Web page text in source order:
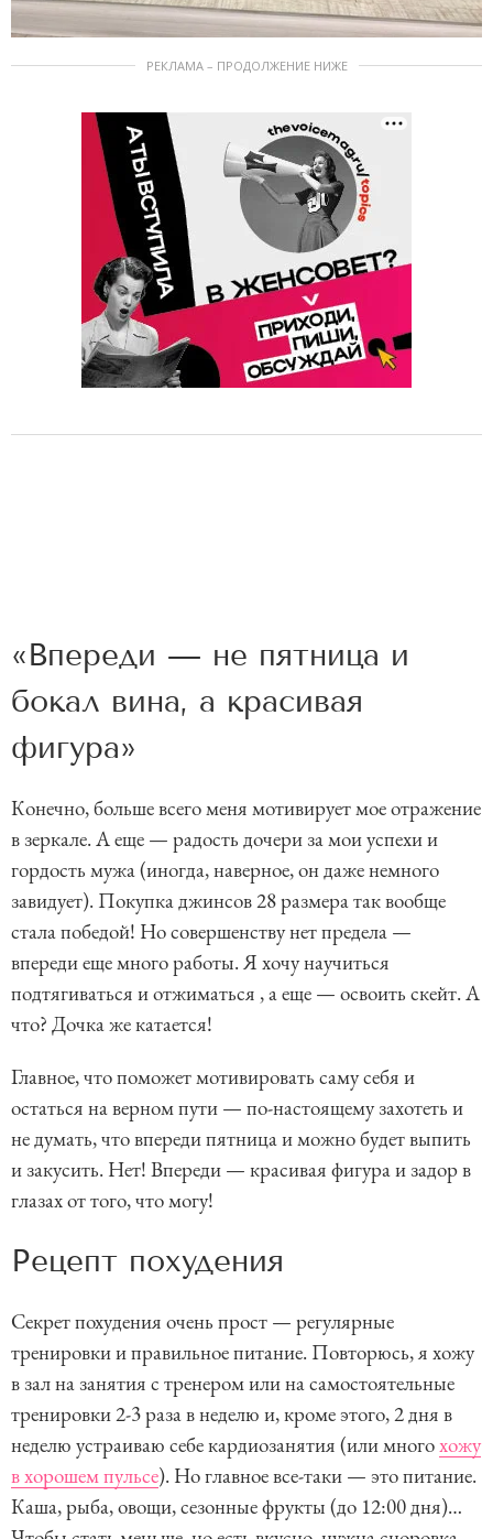
РЕКЛАМА – ПРОДОЛЖЕНИЕ НИЖЕ
«Впереди — не пятница и
бокал вина, а красивая
фигура»
Конечно, больше всего меня мотивирует мое отражение
в зеркале. А еще — радость дочери за мои успехи и
гордость мужа (иногда, наверное, он даже немного
завидует). Покупка джинсов 28 размера так вообще
стала победой! Но совершенству нет предела —
впереди еще много работы. Я хочу научиться
подтягиваться и отжиматься , а еще — освоить скейт. А
что? Дочка же катается!
Главное, что поможет мотивировать саму себя и
остаться на верном пути — по-настоящему захотеть и
не думать, что впереди пятница и можно будет выпить
и закусить. Нет! Впереди — красивая фигура и задор в
глазах от того, что могу!
Рецепт похудения
Секрет похудения очень прост — регулярные
тренировки и правильное питание. Повторюсь, я хожу
в зал на занятия с тренером или на самостоятельные
тренировки 2-3 раза в неделю и, кроме этого, 2 дня в
неделю устраиваю себе кардиозанятия (или многохожу
в хорошем пульсе). Но главное все-таки — это питание.
Каша, рыба, овощи, сезонные фрукты (до 12:00 дня)…